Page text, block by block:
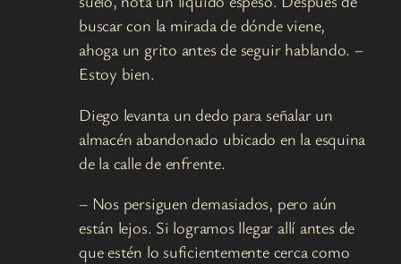
buscar con la mirada de dónde viene,
ahoga un grito antes de seguir hablando. –
Estoy bien.
Diego levanta un dedo para señalar un
almacén abandonado ubicado en la esquina
de la calle de enfrente.
– Nos persiguen demasiados, pero aún
están lejos. Si logramos llegar allí antes de
que estén lo suficientemente cerca como